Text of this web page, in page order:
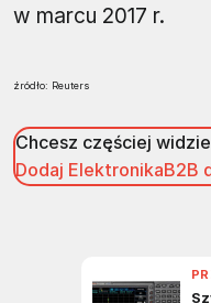
w marcu 2017 r.
źródło: Reuters
Chcesz częściej
Dodaj ElektronikaB2B